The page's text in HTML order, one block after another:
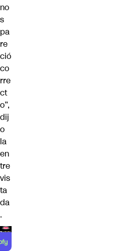
no
s
pa
re
ció
co
rre
ct
o”,
dij
o
la
en
tre
vis
ta
da
.